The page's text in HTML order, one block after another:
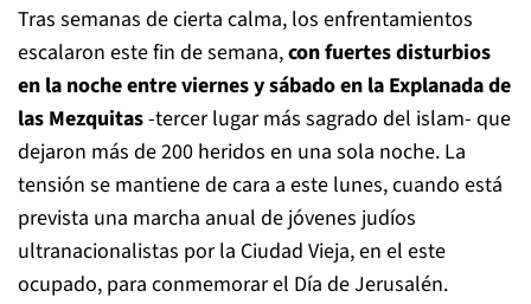
Tras semanas de cierta calma, los enfrentamientos
escalaron este fin de semana,con fuertes disturbios
en la noche entre viernes y sábado en la Explanada de
las Mezquitas-tercer lugar más sagrado del islam- que
dejaron más de 200 heridos en una sola noche. La
tensión se mantiene de cara a este lunes, cuando está
prevista una marcha anual de jóvenes judíos
ultranacionalistas por la Ciudad Vieja, en el este
ocupado, para conmemorar el Día de Jerusalén.